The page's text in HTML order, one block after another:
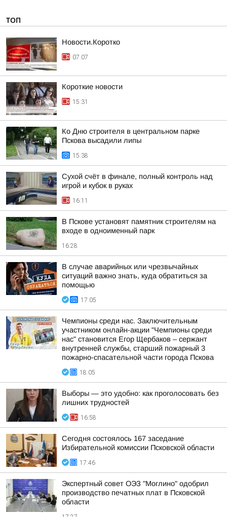
ТОП
Новости.Коротко
07:07
Короткие новости
15:31
Ко Дню строителя в центральном парке
Пскова высадили липы
15:38
Сухой счёт в финале, полный контроль над
игрой и кубок в руках
16:11
В Пскове установят памятник строителям на
входе в одноименный парк
16:28
В случае аварийных или чрезвычайных
ситуаций важно знать, куда обратиться за
помощью
17:05
Чемпионы среди нас. Заключительным
участником онлайн-акции "Чемпионы среди
нас" становится Егор Щербаков – сержант
внутренней службы, старший пожарный 3
пожарно-спасательной части города Пскова
18:05
Выборы — это удобно: как проголосовать без
лишних трудностей
16:58
Сегодня состоялось 167 заседание
Избирательной комиссии Псковской области
17:46
Экспертный совет ОЭЗ "Моглино" одобрил
производство печатных плат в Псковской
области